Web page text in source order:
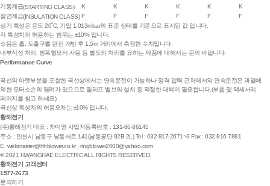
기동계급(STARTING CLASS) K K K K K
K
절연계급(INSULATION CLASS) F F F F F
F
상기 특성은 온도 20˚C, 기압 1,013mbar의 표준 상태를 기준으로 표시된 값 입니다.
각 특성치의 허용하는 범위는 ±10% 입니다.
소음은 흡, 토출구를 완전 개방 후 1.5m 거리에서 측정한 수치입니다.
내부식성 처리, 방폭형모터 사용 등 별도의 처리를 요하는 제품에 대해서는 문의 바랍니다.
Performance Curve
곡선의 아랫부분을 포함한 곡선상에서는 연속운전이 가능하나 정격 압력 근처에서의 연속운전은 과열에
의한 모터소손의 염려가 있으므로 릴리프 밸브의 설치 등 적절한 대책이 필요합니다.(부품 및 액세서리
페이지를 참고 하세요)
곡선상 특성치의 허용오차는 ±10% 입니다.
황해전기
(주)황해전기 대표 : 차미영 사업자등록번호 : 131-86-36145
주소 : 인천시 남동구 남동서로 141(남동공단 82B-2L) Tel : 032-817-2671~3 Fax : 032-816-7881
E. webmaster@hhblower.co.kr, ringblower2000@yahoo.com
© 2021 HWANGHAE ELECTRIC ALL RIGHTS RESERVED.
황해전기 고객센터
1577-2673
문의하기